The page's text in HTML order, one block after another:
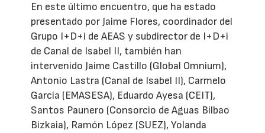
En este último encuentro, que ha estado
presentado por Jaime Flores, coordinador del
Grupo I+D+i de AEAS y subdirector de I+D+i
de Canal de Isabel II, también han
intervenido Jaime Castillo (Global Omnium),
Antonio Lastra (Canal de Isabel II), Carmelo
García (EMASESA), Eduardo Ayesa (CEIT),
Santos Paunero (Consorcio de Aguas Bilbao
Bizkaia), Ramón López (SUEZ), Yolanda